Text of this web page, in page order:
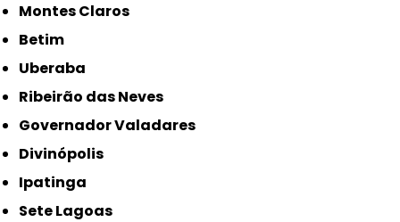
Montes Claros
Betim
Uberaba
Ribeirão das Neves
Governador Valadares
Divinópolis
Ipatinga
Sete Lagoas